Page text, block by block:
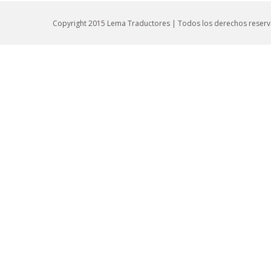
Copyright 2015 Lema Traductores | Todos los derechos